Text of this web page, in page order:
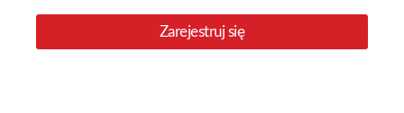
Zarejestruj się